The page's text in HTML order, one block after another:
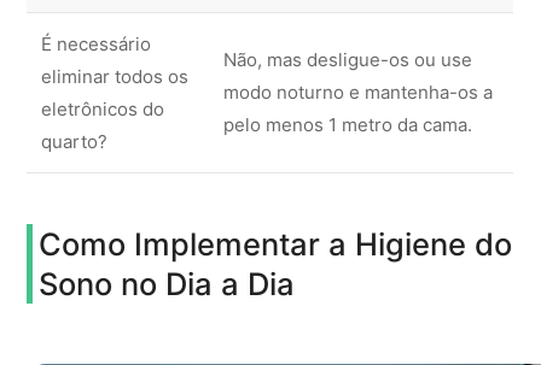
É necessário
eliminar todos os
eletrônicos do
quarto?
Não, mas desligue-os ou use
modo noturno e mantenha-os a
pelo menos 1 metro da cama.
Como Implementar a Higiene do
Sono no Dia a Dia